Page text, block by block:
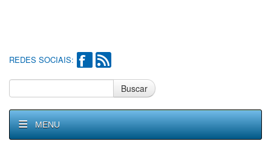
REDES SOCIAIS:
Buscar
MENU